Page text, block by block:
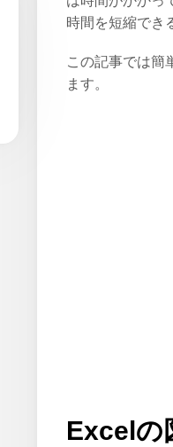
時間を短縮でき
この記事では簡
ます。
Excelの